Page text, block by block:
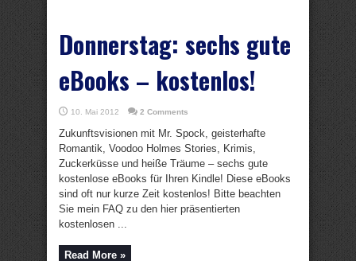
Donnerstag: sechs gute
eBooks – kostenlos!
10. Mai 2012 2 Comments
Zukunftsvisionen mit Mr. Spock, geisterhafte
Romantik, Voodoo Holmes Stories, Krimis,
Zuckerküsse und heiße Träume – sechs gute
kostenlose eBooks für Ihren Kindle! Diese eBooks
sind oft nur kurze Zeit kostenlos! Bitte beachten
Sie mein FAQ zu den hier präsentierten
kostenlosen ...
Read More »